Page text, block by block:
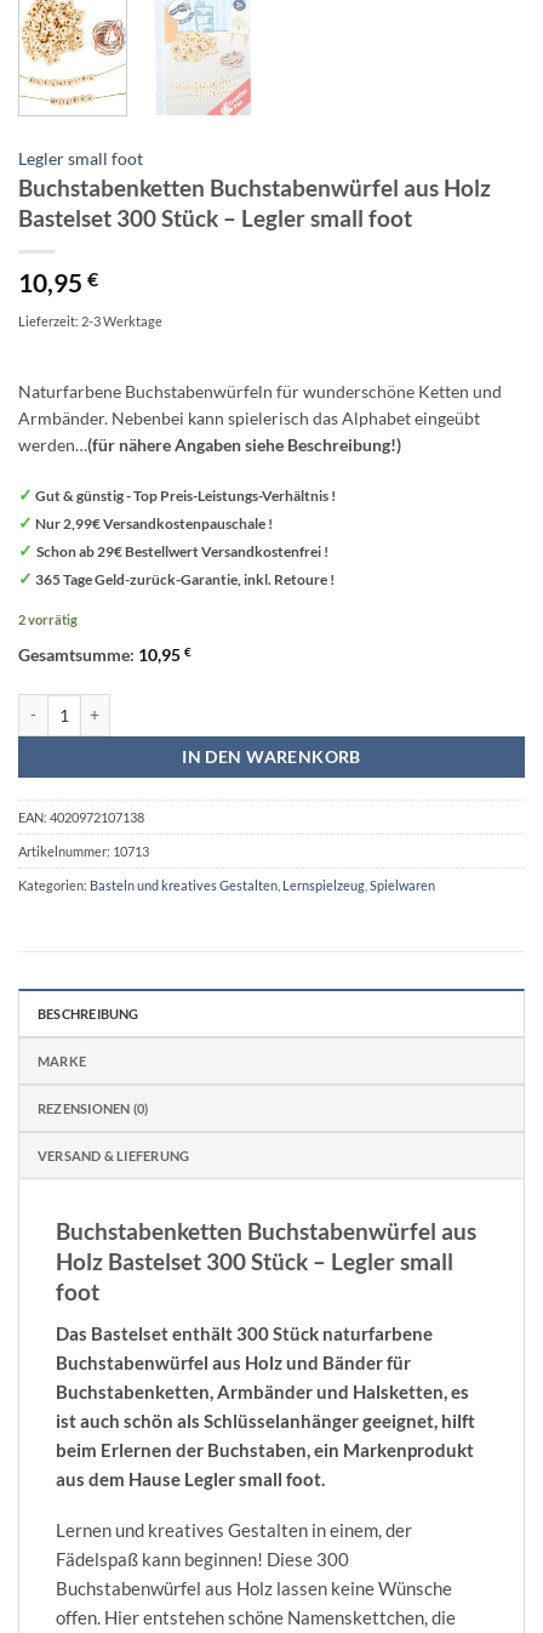
Legler small foot
Buchstabenketten Buchstabenwürfel aus Holz
Bastelset 300 Stück – Legler small foot
10,95 €
Lieferzeit: 2-3 Werktage
Naturfarbene Buchstabenwürfeln für wunderschöne Ketten und
Armbänder. Nebenbei kann spielerisch das Alphabet eingeübt
werden…(für nähere Angaben siehe Beschreibung!)
✓ Gut & günstig - Top Preis-Leistungs-Verhältnis !
✓ Nur 2,99€ Versandkostenpauschale !
✓ Schon ab 29€ Bestellwert Versandkostenfrei !
✓ 365 Tage Geld-zurück-Garantie, inkl. Retoure !
2 vorrätig
Gesamtsumme: 10,95 €
IN DEN WARENKORB
EAN: 4020972107138
Artikelnummer: 10713
Kategorien: Basteln und kreatives Gestalten Lernspielzeug Spielwaren
BESCHREIBUNG
MARKE
REZENSIONEN (0)
VERSAND & LIEFERUNG
Buchstabenketten Buchstabenwürfel aus
Holz Bastelset 300 Stück – Legler small
foot
Das Bastelset enthält 300 Stück naturfarbene
Buchstabenwürfel aus Holz und Bänder für
Buchstabenketten, Armbänder und Halsketten, es
ist auch schön als Schlüsselanhänger geeignet, hilft
beim Erlernen der Buchstaben, ein Markenprodukt
aus dem Hause Legler small foot.
Lernen und kreatives Gestalten in einem, der
Fädelspaß kann beginnen! Diese 300
Buchstabenwürfel aus Holz lassen keine Wünsche
offen. Hier entstehen schöne Namenskettchen, die